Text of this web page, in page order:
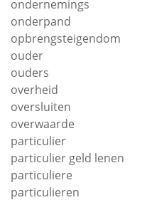
ondernemings
onderpand
opbrengsteigendom
ouder
ouders
overheid
oversluiten
overwaarde
particulier
particulier geld lenen
particuliere
particulieren